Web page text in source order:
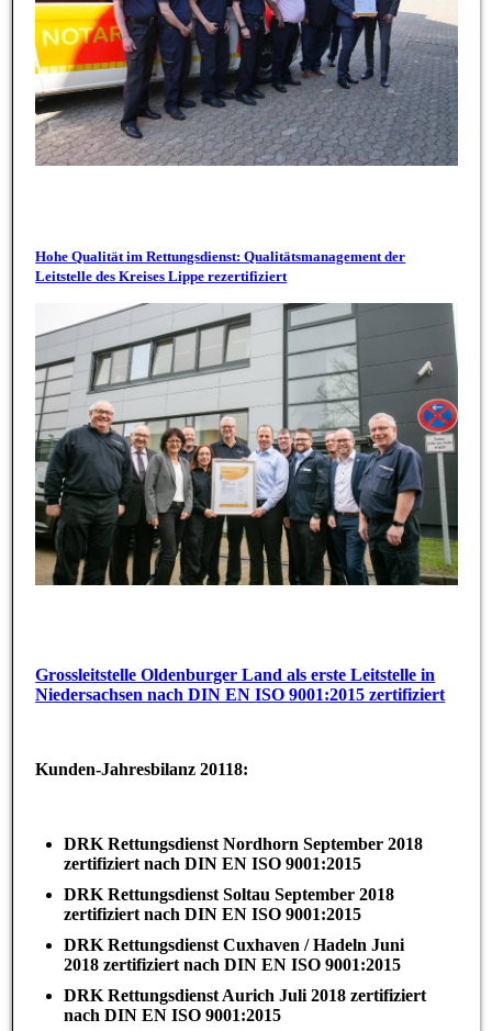
Hohe Qualität im Rettungsdienst: Qualitätsmanagement der
Leitstelle des Kreises Lippe rezertifiziert
Grossleitstelle Oldenburger Land als erste Leitstelle in
Niedersachsen nach DIN EN ISO 9001:2015 zertifiziert
Kunden-Jahresbilanz 20118:
DRK Rettungsdienst Nordhorn September 2018
zertifiziert nach DIN EN ISO 9001:2015
DRK Rettungsdienst Soltau September 2018
zertifiziert nach DIN EN ISO 9001:2015
DRK Rettungsdienst Cuxhaven / Hadeln Juni
2018 zertifiziert nach DIN EN ISO 9001:2015
DRK Rettungsdienst Aurich Juli 2018 zertifiziert
nach DIN EN ISO 9001:2015